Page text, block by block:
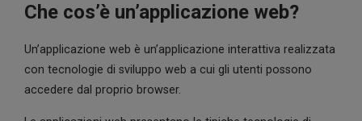
Che cos’è un’applicazione web?
Un’applicazione web è un’applicazione interattiva realizzata
con tecnologie di sviluppo web a cui gli utenti possono
accedere dal proprio browser.